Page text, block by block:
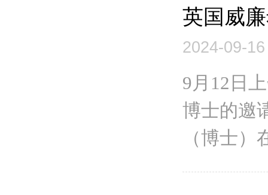
英国威
2024-09-16
9月12日
博士的邀
（博士